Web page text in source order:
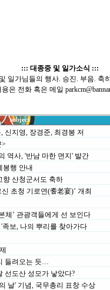
::: 대종중 및 일가소식 :::
일가님들의 행사. 승진. 부음. 축
은 전화 혹은 메일
subject
신지영, 장경준, 최경봉 저
>
역사, '반남 마한 면지' 발간
봉행 안내
산청군서도 축하
초청 기로연(耆老宴)’ 개최
체’ 관광객들에게 선 보인다
보, 나의 뿌리를 찾아가다
들려오는 듯…
선도산 성모가 낳았다?
날' 기념, 국무총리 표창 수상